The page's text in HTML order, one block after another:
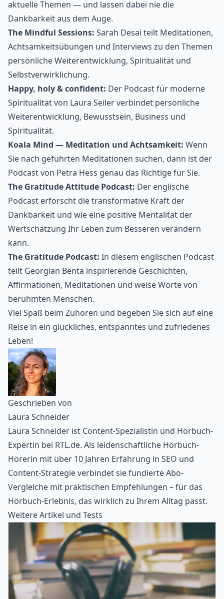
aktuelle Themen — und lassen dabei nie die
Dankbarkeit aus dem Auge.
The Mindful Sessions: Sarah Desai teilt Meditationen,
Achtsamkeitsübungen und Interviews zu den Themen
persönliche Weiter­entwicklung, Spiritualität und
Selbstverwirklichung.
Happy, holy & confident: Der Podcast für moderne
Spiritualität von Laura Seiler verbindet persönliche
Weiterentwicklung, Bewusstsein, Business und
Spiritualität.
Koala Mind — Meditation und Achtsamkeit: Wenn
Sie nach geführten Meditationen suchen, dann ist der
Podcast von Petra Hess genau das Richtige für Sie.
The Gratitude Attitude Podcast: Der englische
Podcast erforscht die transformative Kraft der
Dankbarkeit und wie eine positive Mentalität der
Wertschätzung Ihr Leben zum Besseren verändern
kann.
The Gratitude Podcast: In diesem englischen Podcast
teilt Georgian Benta inspirierende Geschichten,
Affirmationen, Meditationen und weise Worte von
berühmten Menschen.
Viel Spaß beim Zuhören und begeben Sie sich auf eine
Reise in ein glückliches, entspanntes und zufriedenes
Leben!
Geschrieben von
Laura Schneider
Laura Schneider ist Content-Spezialistin und Hörbuch-
Expertin bei RTL.de. Als leidenschaftliche Hörbuch-
Hörerin mit über 10 Jahren Erfahrung in SEO und
Content-Strategie verbindet sie fundierte Abo-
Vergleiche mit praktischen Empfehlungen – für das
Hörbuch-Erlebnis, das wirklich zu Ihrem Alltag passt.
Weitere Artikel und Tests